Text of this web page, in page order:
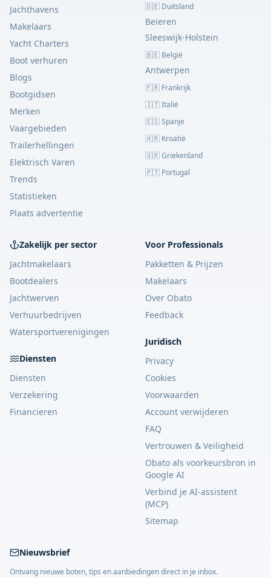
Jachthavens
Makelaars
Yacht Charters
Boot verhuren
Blogs
Bootgidsen
Merken
Vaargebieden
Trailerhellingen
Elektrisch Varen
Trends
Statistieken
Plaats advertentie
🇩🇪 Duitsland
Beieren
Sleeswijk-Holstein
🇧🇪 België
Antwerpen
🇫🇷 Frankrijk
🇮🇹 Italië
🇪🇸 Spanje
🇭🇷 Kroatië
🇬🇷 Griekenland
🇵🇹 Portugal
Zakelijk per sector
Jachtmakelaars
Bootdealers
Jachtwerven
Verhuurbedrijven
Watersportverenigingen
Diensten
Diensten
Verzekering
Financieren
Voor Professionals
Pakketten & Prijzen
Makelaars
Over Obato
Feedback
Juridisch
Privacy
Cookies
Voorwaarden
Account verwijderen
FAQ
Vertrouwen & Veiligheid
Obato als voorkeursbron in
Google AI
Verbind je AI-assistent
(MCP)
Sitemap
Nieuwsbrief
Ontvang nieuwe boten, tips en aanbiedingen direct in je inbox.